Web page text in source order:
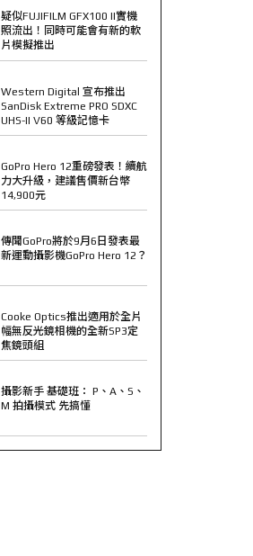
疑似FUJIFILM GFX100 II實機
照流出！同時可能會有新的軟
片模擬推出
Western Digital 宣布推出
SanDisk Extreme PRO SDXC
UHS-II V60 等級記憶卡
GoPro Hero 12重磅發表！續航
力大升級，建議售價新台幣
14,900元
傳聞GoPro將於9月6日發表最
新運動攝影機GoPro Hero 12？
Cooke Optics推出適用於全片
幅無反光鏡相機的全新SP3定
焦鏡頭組
攝影新手 基礎班： P、A、S、
M 拍攝模式 先搞懂